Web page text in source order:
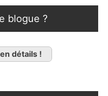
blogue ?
détails !